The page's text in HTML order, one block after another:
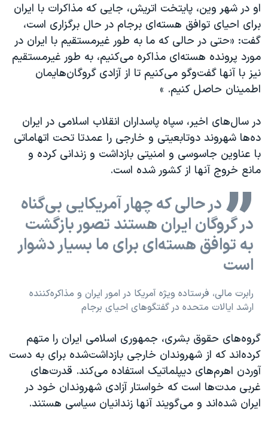
او در شهر وین، پایتخت اتریش، جایی که مذاکرات با ایران
برای احیای توافق هسته‌ای برجام در حال برگزاری است،
گفت: «حتی در حالی که ما به طور غیرمستقیم با ایران در
مورد پرونده هسته‌ای مذاکره می‌کنیم، به طور غیرمستقیم
نیز با آنها گفت‌وگو می‌کنیم تا از آزادی گروگان‌هایمان
اطمینان حاصل کنیم. »
در سال‌های اخیر، سپاه پاسداران انقلاب اسلامی در ایران
ده‌ها شهروند دوتابعیتی و خارجی را عمدتا تحت اتهاماتی
با عناوین جاسوسی و امنیتی بازداشت و زندانی کرده و
مانع خروج آنها از کشور شده است.
در حالی که چهار آمریکایی بی‌گناه
در گروگان ایران هستند تصور بازگشت
به توافق هسته‌ای برای ما بسیار دشوار
است
رابرت مالی، فرستاده ویژه آمریکا در امور ایران و مذاکره‌کننده
ارشد ایالات متحده در گفتگوهای احیای برجام
گروه‌های حقوق بشری، جمهوری اسلامی ایران را متهم
کرده‌اند که از شهروندان خارجی بازداشت‌شده برای به دست
آوردن اهرم‌های دیپلماتیک استفاده می‌کند. قدرت‌های
غربی مدت‌ها است که خواستار آزادی شهروندان خود در
ایران شده‌‌اند و می‌گویند آنها زندانیان سیاسی هستند.